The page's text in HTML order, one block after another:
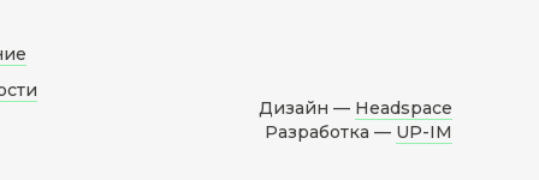
Дизайн — Headspace
Разработка — UP-IM